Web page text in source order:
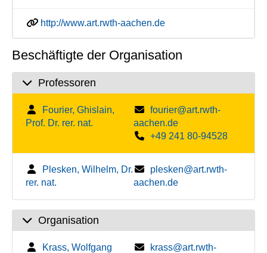
http://www.art.rwth-aachen.de
Beschäftigte der Organisation
Professoren
Fourier, Ghislain,
Prof. Dr. rer. nat.
fourier@art.rwth-
aachen.de
+49 241 80-94528
Plesken, Wilhelm, Dr.
rer. nat.
plesken@art.rwth-
aachen.de
Organisation
Krass, Wolfgang
krass@art.rwth-